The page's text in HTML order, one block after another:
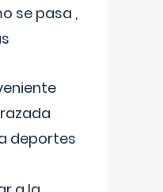
se pasa ,
deportes